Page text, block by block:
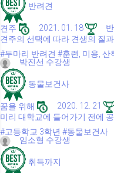
반려견
견주 2021. 01. 18
견주의 선택에 따라 견생의 질
#두마리 반려견 #훈련, 미용, 산
박진선 수강생
동물보건사
꿈을 위해 2020. 12. 21
미리 대학교에 들어가기 전에
#고등학교 3학년 #동물보건사
임소형 수강생
취득까지